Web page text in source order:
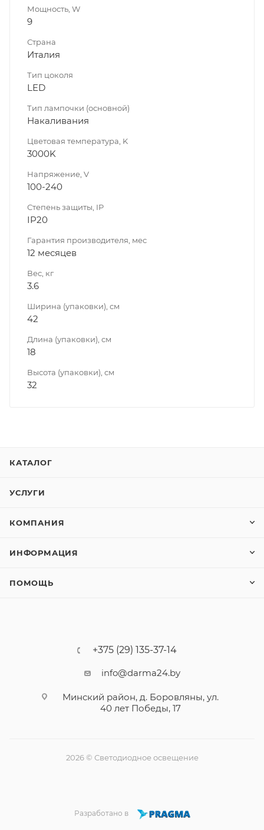
Мощность, W
9
Страна
Италия
Тип цоколя
LED
Тип лампочки (основной)
Накаливания
Цветовая температура, K
3000K
Напряжение, V
100-240
Степень защиты, IP
IP20
Гарантия производителя, мес
12 месяцев
Вес, кг
3.6
Ширина (упаковки), см
42
Длина (упаковки), см
18
Высота (упаковки), см
32
КАТАЛОГ
УСЛУГИ
КОМПАНИЯ
ИНФОРМАЦИЯ
ПОМОЩЬ
+375 (29) 135-37-14
info@darma24.by
Минский район, д. Боровляны, ул.
40 лет Победы, 17
2026 © Светодиодное освещение
Разработано в